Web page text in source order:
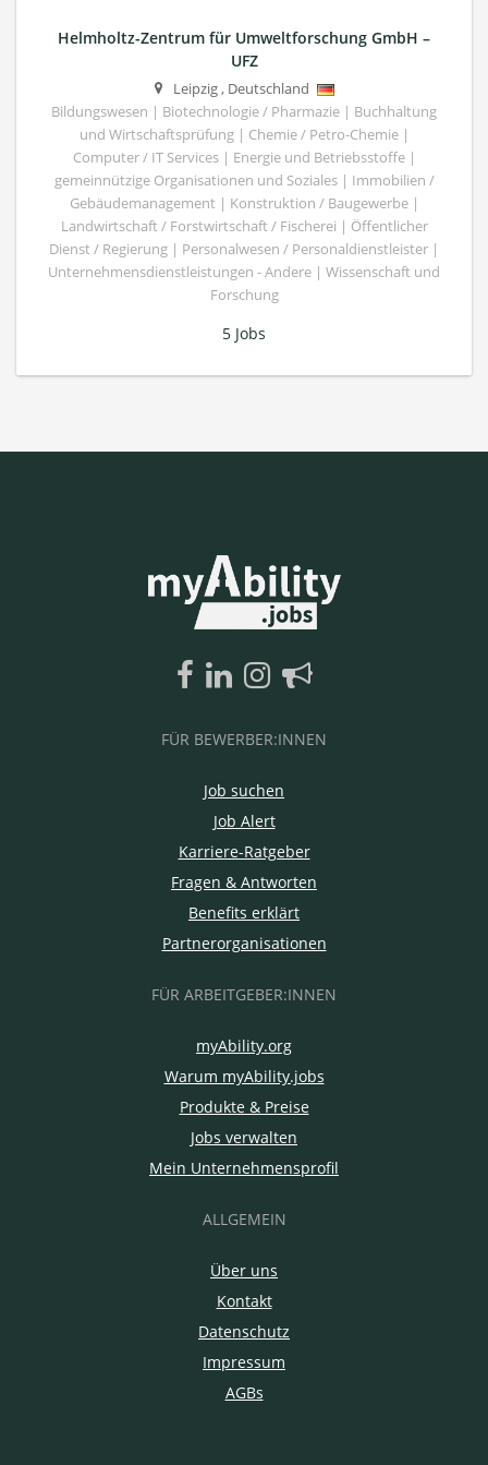
Helmholtz-Zentrum für Umweltforschung GmbH –
UFZ
Leipzig, Deutschland
Bildungswesen | Biotechnologie / Pharmazie | Buchhaltung
und Wirtschaftsprüfung | Chemie / Petro-Chemie |
Computer / IT Services | Energie und Betriebsstoffe |
gemeinnützige Organisationen und Soziales | Immobilien /
Gebäudemanagement | Konstruktion / Baugewerbe |
Landwirtschaft / Forstwirtschaft / Fischerei | Öffentlicher
Dienst / Regierung | Personalwesen / Personaldienstleister |
Unternehmensdienstleistungen - Andere | Wissenschaft und
Forschung
5 Jobs
FÜR BEWERBER:INNEN
Job suchen
Job Alert
Karriere-Ratgeber
Fragen & Antworten
Benefits erklärt
Partnerorganisationen
FÜR ARBEITGEBER:INNEN
myAbility.org
Warum myAbility.jobs
Produkte & Preise
Jobs verwalten
Mein Unternehmensprofil
ALLGEMEIN
Über uns
Kontakt
Datenschutz
Impressum
AGBs